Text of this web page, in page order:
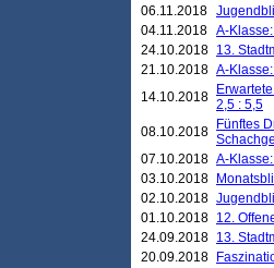
06.11.2018
04.11.2018 A-
24.10.2018 13.
21.10.2018 A-
14.10.2018 2,5 : 5,5
08.10.2018
Fünftes
07.10.2018 A-
03.10.2018
02.10.2018
01.10.2018 12.
24.09.2018 13.
20.09.2018